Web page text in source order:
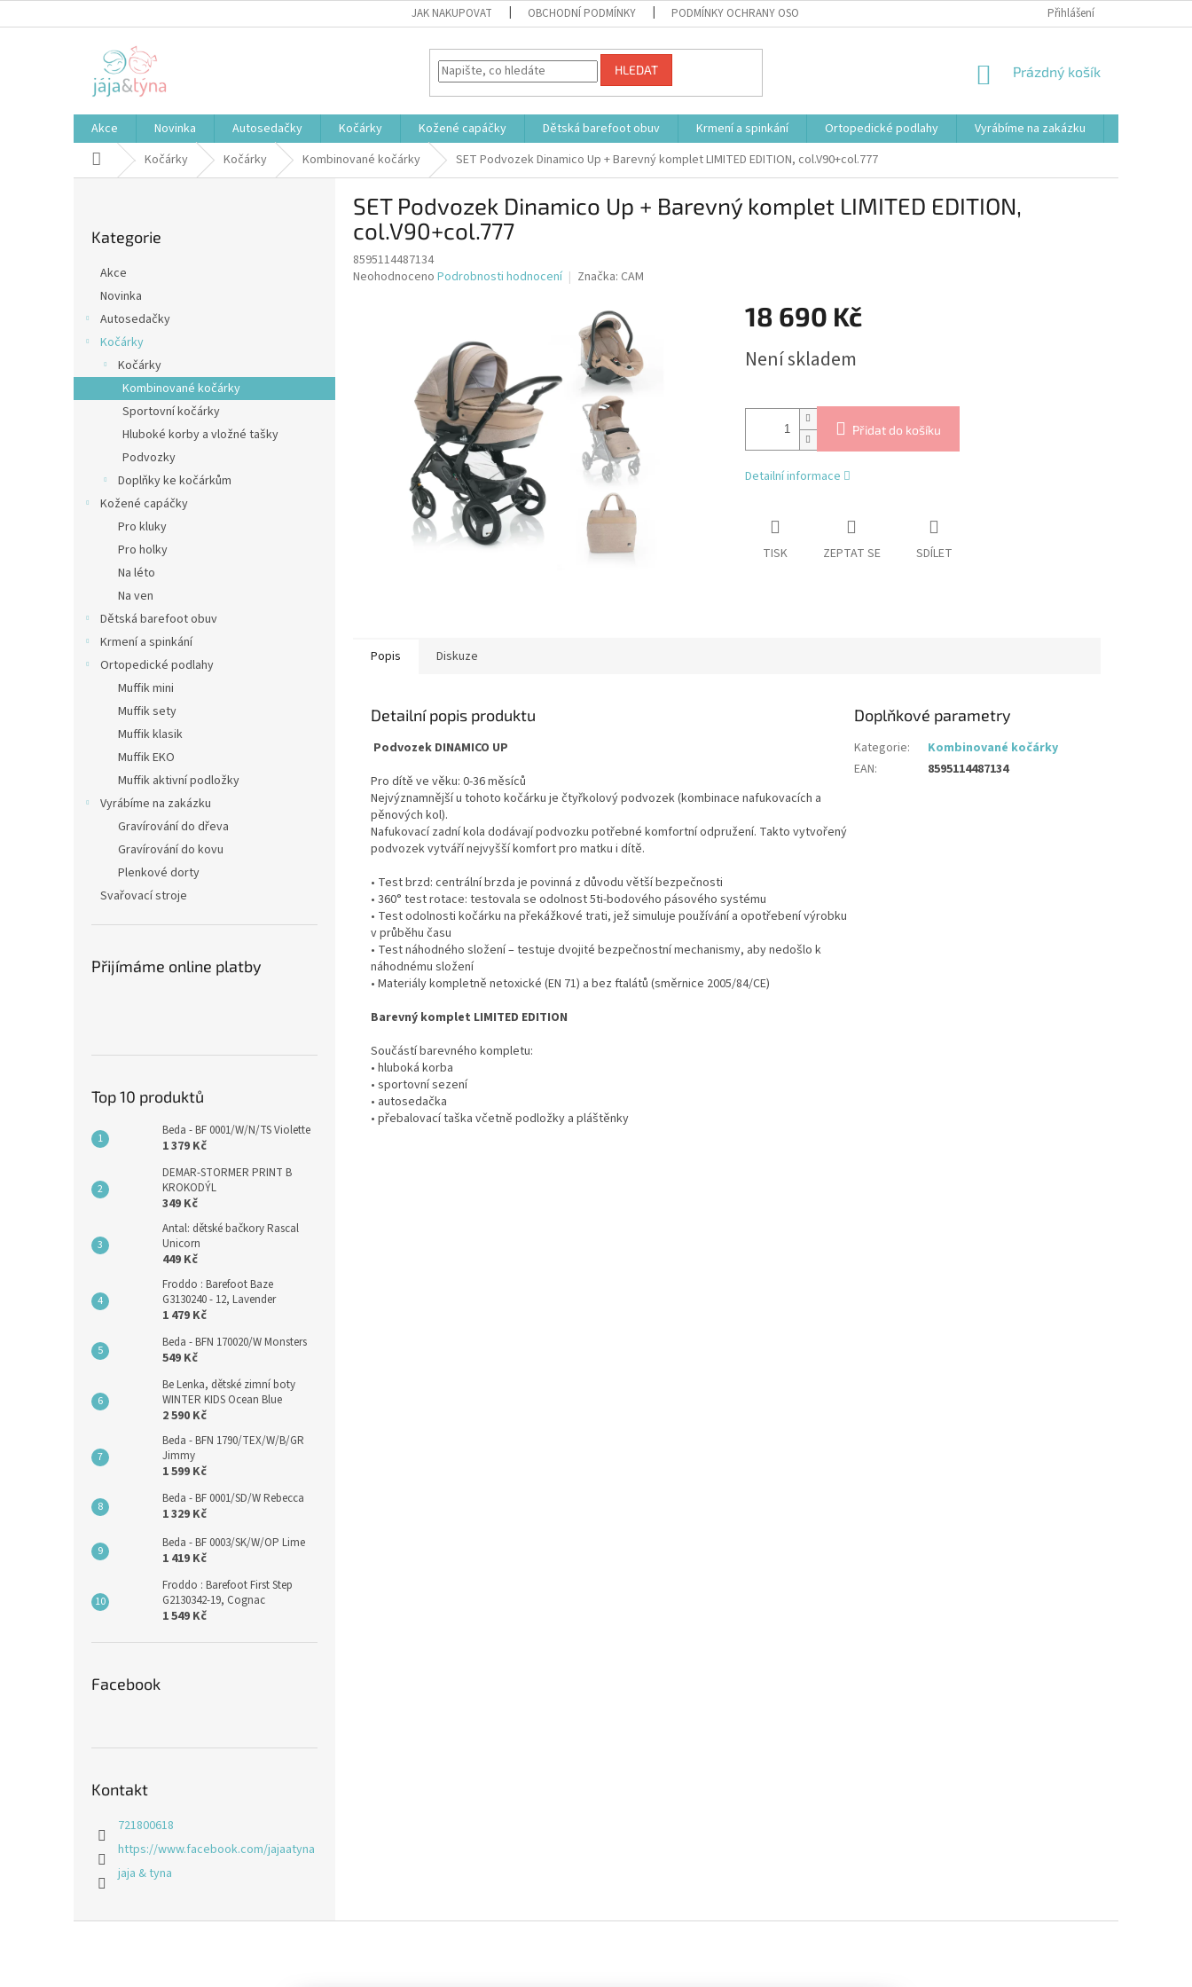
na
JAK NAKUPOVAT OBCHODNÍ PODMÍNKY PODMÍNKY OCHRANY OSOBNÍCH ÚDAJŮ Přihlášení
HLEDAT
NÁKUPNÍ
Prázdný košík
Akce Novinka Autosedačky Kočárky Kožené capáčky Dětská barefoot obuv Krmení a spinkání Ortopedické podlahy Vyrábíme na zakázku
Domů Kočárky Kočárky Kombinované kočárky SET Podvozek Dinamico Up + Barevný komplet LIMITED EDITION, col.V90+col.777
a
n
kategorie
Kategorie
Akce
Novinka
Autosedačky
Kočárky
Kočárky
Kombinované kočárky
Sportovní kočárky
Hluboké korby a vložné tašky
Podvozky
Doplňky ke kočárkům
Kožené capáčky
Pro kluky
Pro holky
Na léto
Na ven
Dětská barefoot obuv
Krmení a spinkání
Ortopedické podlahy
Muffik mini
Muffik sety
Muffik klasik
Muffik EKO
Muffik aktivní podložky
Vyrábíme na zakázku
Gravírování do dřeva
Gravírování do kovu
Plenkové dorty
Svařovací stroje
Přijímáme online platby
Top 10 produktů
Beda - BF 0001/W/N/TS Violette
1 379 Kč
DEMAR-STORMER PRINT B
KROKODÝL
349 Kč
Antal: dětské bačkory Rascal
Unicorn
449 Kč
Froddo : Barefoot Baze
G3130240 - 12, Lavender
1 479 Kč
Beda - BFN 170020/W Monsters
549 Kč
Be Lenka, dětské zimní boty
WINTER KIDS Ocean Blue
2 590 Kč
Beda - BFN 1790/TEX/W/B/GR
Jimmy
1 599 Kč
Beda - BF 0001/SD/W Rebecca
1 329 Kč
Beda - BF 0003/SK/W/OP Lime
1 419 Kč
Froddo : Barefoot First Step
G2130342-19, Cognac
1 549 Kč
Facebook
Kontakt
721800618
https://www.facebook.com/jajaatyna
jaja & tyna
SET Podvozek Dinamico Up + Barevný komplet LIMITED EDITION,
col.V90+col.777
8595114487134
Průměrné
Neohodnoceno Podrobnosti hodnocení Značka: CAM
18 690 Kč
cena:
Není skladem
Přidat do košíku
Detailní informace
TISK ZEPTAT SE SDÍLET
Popis Diskuze
Detailní popis produktu
Podvozek DINAMICO UP
Pro dítě ve věku: 0-36 měsíců
Nejvýznamnější u tohoto kočárku je čtyřkolový podvozek (kombinace nafukovacích a
pěnových kol).
Nafukovací zadní kola dodávají podvozku potřebné komfortní odpružení. Takto vytvořený
podvozek vytváří nejvyšší komfort pro matku i dítě.
• Test brzd: centrální brzda je povinná z důvodu větší bezpečnosti
• 360° test rotace: testovala se odolnost 5ti-bodového pásového systému
• Test odolnosti kočárku na překážkové trati, jež simuluje používání a opotřebení výrobku
v průběhu času
• Test náhodného složení – testuje dvojité bezpečnostní mechanismy, aby nedošlo k
náhodnému složení
• Materiály kompletně netoxické (EN 71) a bez ftalátů (směrnice 2005/84/CE)
Barevný komplet LIMITED EDITION
Součástí barevného kompletu:
• hluboká korba
• sportovní sezení
• autosedačka
• přebalovací taška včetně podložky a pláštěnky
Doplňkové parametry
Kategorie:
Kombinované kočárky
EAN: 8595114487134